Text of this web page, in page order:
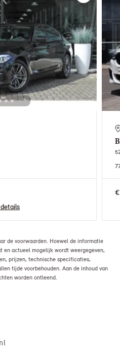
de voorwaarden. Hoewel de informatie
en actueel mogelijk wordt weergegeven,
prijzen, technische specificaties,
tijde voorbehouden. Aan de inhoud van
worden ontleend.